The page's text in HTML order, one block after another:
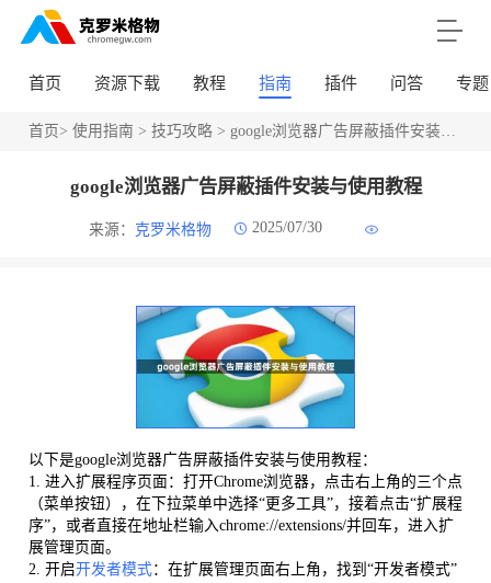
首页 资源下载 教程 指南 插件 问答 专题
首页> 使用指南 > 技巧攻略> google浏览器广告屏蔽插件安装与使用教程
google浏览器广告屏蔽插件安装与使用教程
来源： 克罗米格物 2025/07/30
以下是google浏览器广告屏蔽插件安装与使用教程：
1. 进入扩展程序页面：打开Chrome浏览器，点击右上角的三个点
（菜单按钮），在下拉菜单中选择“更多工具”，接着点击“扩展程
序”，或者直接在地址栏输入chrome://extensions/并回车，进入扩
展管理页面。
2. 开启开发者模式：在扩展管理页面右上角，找到“开发者模式”